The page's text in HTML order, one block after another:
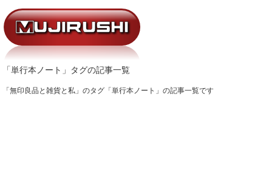
「単行本ノート」タグの記事一覧
「無印良品と雑貨と私」のタグ「単行本ノート」の記事一覧です